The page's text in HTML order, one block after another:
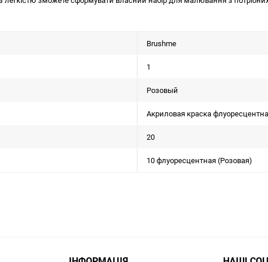
Brushme
1
Розовый
Акриловая краска
20
10 флуоресцентная (Розовая)